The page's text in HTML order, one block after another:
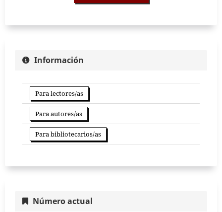
Información
Para lectores/as
Para autores/as
Para bibliotecarios/as
Número actual